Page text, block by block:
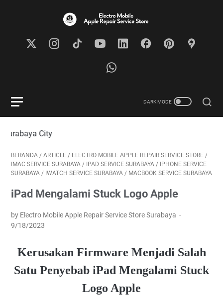
BERANDA / ARTICLE / ELECTRO MOBILE APPLE REPAIR SERVICE STORE /
IMAC SERVICE SURABAYA / IPAD SERVICE SURABAYA / IPHONE SERVICE
SURABAYA / IWATCH SERVICE SURABAYA / MACBOOK SERVICE SURABAYA
iPad Mengalami Stuck Logo Apple
by Electro Mobile Apple Repair Service Store Surabaya
9/18/2023
Kerusakan Firmware Menjadi Salah
Satu Penyebab iPad Mengalami Stuck
Logo Apple